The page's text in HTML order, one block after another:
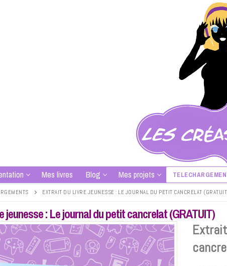
Mes livres Blog Mes projets
EXTRAIT DU LIVRE JEUNESSE : LE JOURNAL DU PETIT CANCRELAT
jeunesse : Le journal du petit cancrelat (GRATUIT)